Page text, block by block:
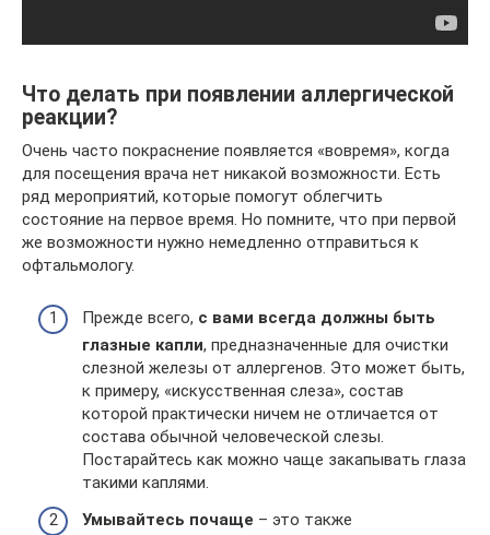
Что делать при появлении аллергической
реакции?
Очень часто покраснение появляется «вовремя», когда
для посещения врача нет никакой возможности. Есть
ряд мероприятий, которые помогут облегчить
состояние на первое время. Но помните, что при первой
же возможности нужно немедленно отправиться к
офтальмологу.
Прежде всего, с вами всегда должны быть
глазные капли, предназначенные для очистки
слезной железы от аллергенов. Это может быть,
к примеру, «искусственная слеза», состав
которой практически ничем не отличается от
состава обычной человеческой слезы.
Постарайтесь как можно чаще закапывать глаза
такими каплями.
Умывайтесь почаще – это также